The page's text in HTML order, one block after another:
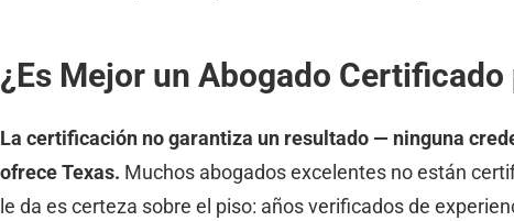
¿Es Mejor un Abogado
La certificación no garantiza un resultado — ninguna
ofrece Texas. Muchos abogados excelentes no están
le da es certeza sobre el piso: años verificados de